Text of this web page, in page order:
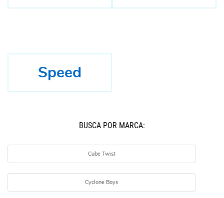
Speed
BUSCÁ POR MARCA:
Cube Twist
Cyclone Boys